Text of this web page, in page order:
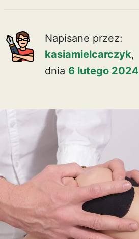
Napisane przez:
kasiamielcarczyk,
dnia 6 lutego 2024